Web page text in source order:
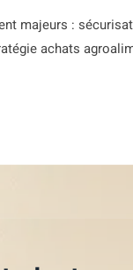
majeurs :
achats